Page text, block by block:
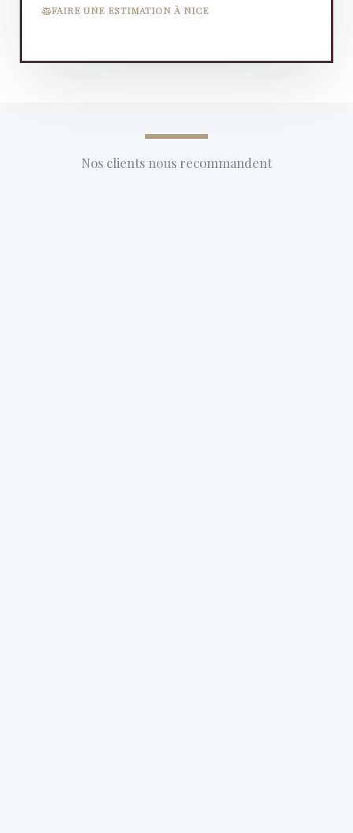
FAIRE UNE ESTIMATION À NICE
Nos clients nous recommandent